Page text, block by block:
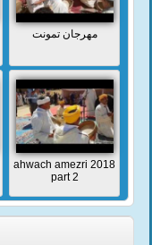
مهرجان تمونت
ahwach amezri 2018
part 2